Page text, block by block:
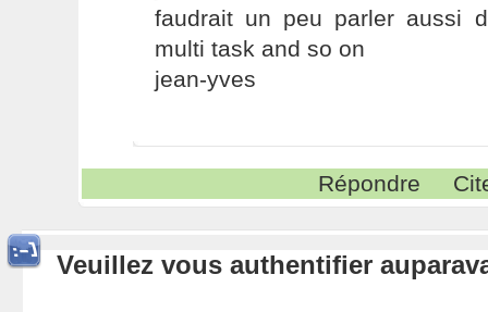
faudrait un peu parler aussi
multi task and so on
jean-yves
Répondre
Veuillez vous authentifier